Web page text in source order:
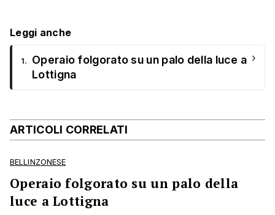
Leggi anche
1.
Operaio folgorato su un palo della luce a
Lottigna
›
ARTICOLI CORRELATI
BELLINZONESE
Operaio folgorato su un palo della
luce a Lottigna